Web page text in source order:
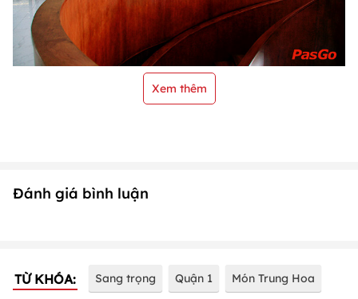
Xem thêm
Đánh giá bình luận
TỪ KHÓA: Sang trọng Quận 1 Món Trung Hoa